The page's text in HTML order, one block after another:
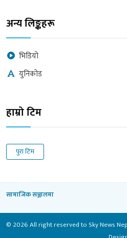
अन्य लिङ्कहरू
भिडियो
युनिकोड
हाम्रो टिम
पुरा टिम
सामाजिक सञ्जालमा
© 2026 All right reserved to Sky News